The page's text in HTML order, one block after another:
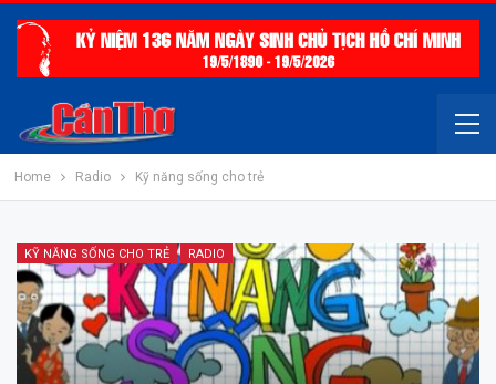
Home Radio Kỹ năng sống cho trẻ
KỸ NĂNG SỐNG CHO TRẺ RADIO